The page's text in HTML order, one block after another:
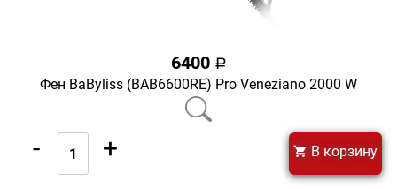
6400 a
Фен BaByliss (BAB6600RE) Pro Veneziano 2000 W
- + В корзину